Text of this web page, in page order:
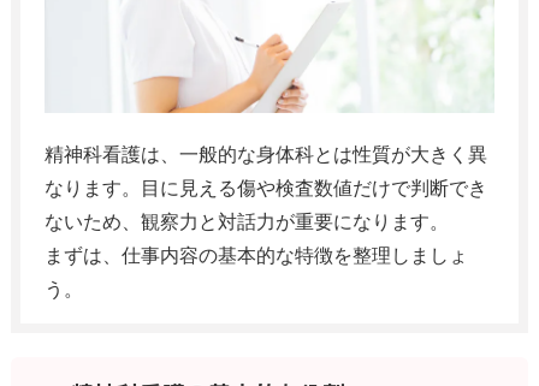
精神科看護は、一般的な身体科とは性質が大きく異
なります。目に見える傷や検査数値だけで判断でき
ないため、観察力と対話力が重要になります。
まずは、仕事内容の基本的な特徴を整理しましょ
う。